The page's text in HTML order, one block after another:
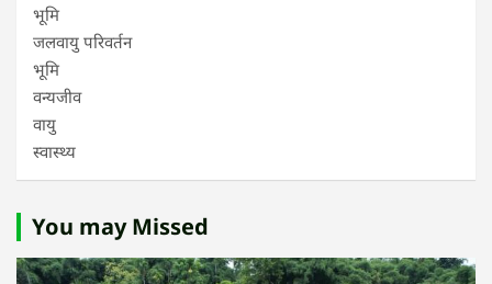
भूमि
जलवायु परिवर्तन
भूमि
वन्यजीव
वायु
स्वास्थ्य
You may Missed